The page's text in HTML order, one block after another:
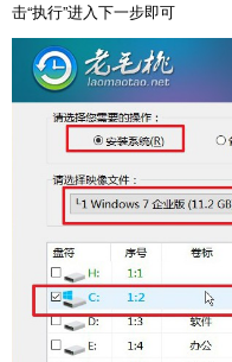
击“执行”进入下一步即可